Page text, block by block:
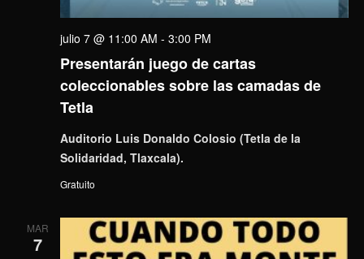
Presentarán juego de cartas
coleccionables sobre las camadas de
Tetla
julio 7 @ 11:00 AM - 3:00 PM
Auditorio Luis Donaldo Colosio (Tetla de la
Solidaridad, Tlaxcala).
Gratuito
MAR
7